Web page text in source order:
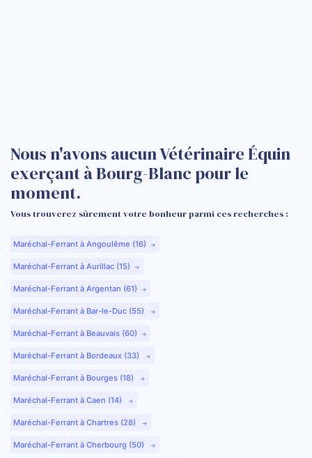
Nous n'avons aucun Vétérinaire Équin
exerçant à Bourg-Blanc pour le
moment.
Vous trouverez sûrement votre bonheur parmi ces recherches :
Maréchal-Ferrant à Angoulême (16)
Maréchal-Ferrant à Aurillac (15)
Maréchal-Ferrant à Argentan (61)
Maréchal-Ferrant à Bar-le-Duc (55)
Maréchal-Ferrant à Beauvais (60)
Maréchal-Ferrant à Bordeaux (33)
Maréchal-Ferrant à Bourges (18)
Maréchal-Ferrant à Caen (14)
Maréchal-Ferrant à Chartres (28)
Maréchal-Ferrant à Cherbourg (50)